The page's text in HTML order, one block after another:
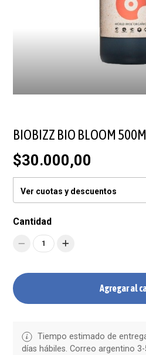
BIOBIZZ BIO BLOOM
$30.000,00
Ver cuotas y descuentos
Cantidad
1
Agregar al
Tiempo estimado de
días hábiles. Correo argentino